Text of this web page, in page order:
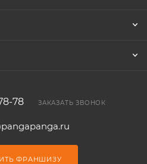
78 ЗАКАЗАТЬ ЗВОНОК
ФРАНШИЗУ